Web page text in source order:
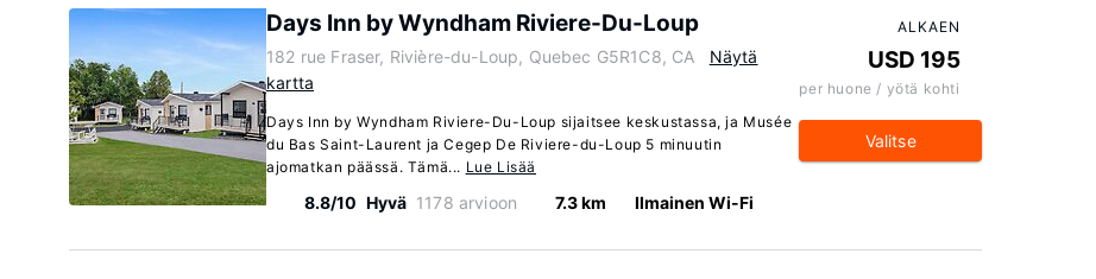
Days Inn by Wyndham Riviere-Du-Loup
182 rue Fraser, Rivière-du-Loup, Quebec G5R1C8, CA
Näytä
kartta
Days Inn by Wyndham Riviere-Du-Loup sijaitsee keskustassa, ja Musée
du Bas Saint-Laurent ja Cegep De Riviere-du-Loup 5 minuutin
ajomatkan päässä. Tämä... Lue Lisää
8.8/10 Hyvä 1178 arvioon 7.3 km Ilmainen Wi-Fi
ALKAEN
USD 195
per huone / yötä kohti
Valitse